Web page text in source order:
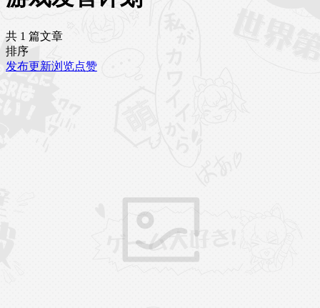
共 1 篇文章
排序
发布更新浏览点赞